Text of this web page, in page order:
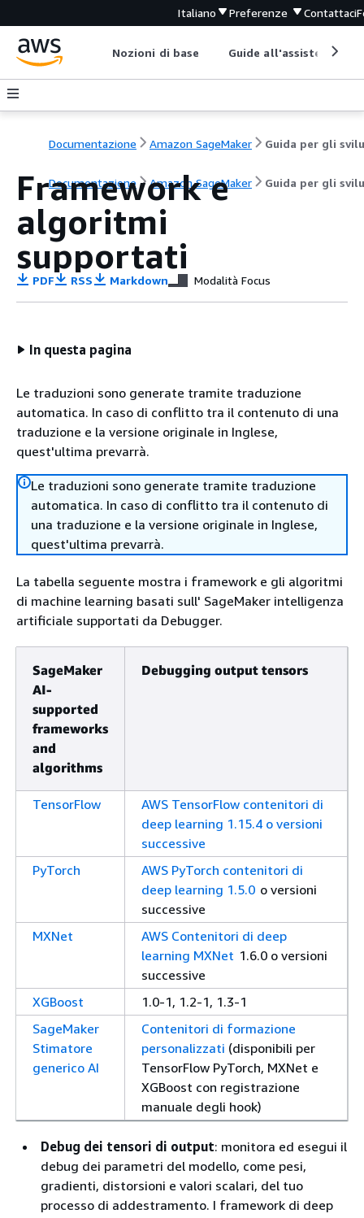
Italiano Preferenze Contattaci
Nozioni di base Guide all'assistenza
Documentazione Amazon SageMaker
Documentazione Amazon SageMaker Guida per gli
Framework e
algoritmi
supportati
PDF RSS Markdown Modalità Focus
In questa pagina
Le traduzioni sono generate tramite traduzione
automatica. In caso di conflitto tra il contenuto di una
traduzione e la versione originale in Inglese,
quest'ultima prevarrà.
Le traduzioni sono generate tramite traduzione
automatica. In caso di conflitto tra il contenuto di
una traduzione e la versione originale in Inglese,
quest'ultima prevarrà.
La tabella seguente mostra i framework e gli algoritmi
di machine learning basati sull' SageMaker intelligenza
artificiale supportati da Debugger.
SageMaker
AI-
supported
frameworks
and
algorithms
Debugging output tensors
TensorFlow
AWS TensorFlow contenitori di
deep learning 1.15.4 o versioni
successive
PyTorch
AWS PyTorch contenitori di
deep learning 1.5.0 o versioni
successive
MXNet
AWS Contenitori di deep
learning MXNet 1.6.0 o versioni
successive
XGBoost
1.0-1, 1.2-1, 1.3-1
SageMaker
Stimatore
generico AI
Contenitori di formazione
personalizzati (disponibili per
TensorFlow PyTorch, MXNet e
XGBoost con registrazione
manuale degli hook)
Debug dei tensori di output: monitora ed esegui il
debug dei parametri del modello, come pesi,
gradienti, distorsioni e valori scalari, del tuo
processo di addestramento. I framework di deep